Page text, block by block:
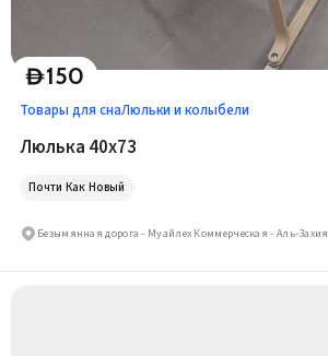
D150
Товары для снаЛюльки и колыбели
Люлька 40x73
Почти Как Новый
Безымянная дорога - Муайлех Коммерческая - Аль-Захия